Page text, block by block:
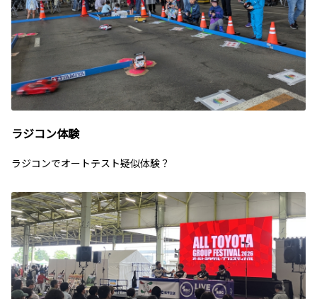
ラジコン体験
ラジコンでオートテスト疑似体験？